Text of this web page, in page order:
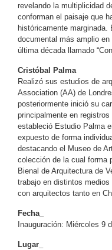
revelando la multiplicidad
conforman el paisaje que
históricamente
documental más amplio
última década llamado
Cristóbal Palma
Realizó sus estudios de
Association (AA) de
posteriormente inició su
principalmente en
estableció Estudio Palma
expuesto de forma
destacando el Museo de
colección de la cual
Bienal de Arquitectura de
trabajo en distintos
con arquitectos tanto en
Fecha_
Inauguración: Miércoles 9
Lugar_